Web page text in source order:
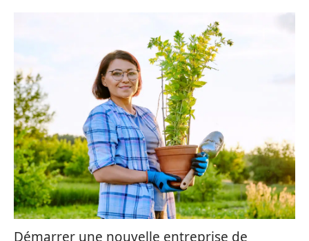
Démarrer une nouvelle entreprise de